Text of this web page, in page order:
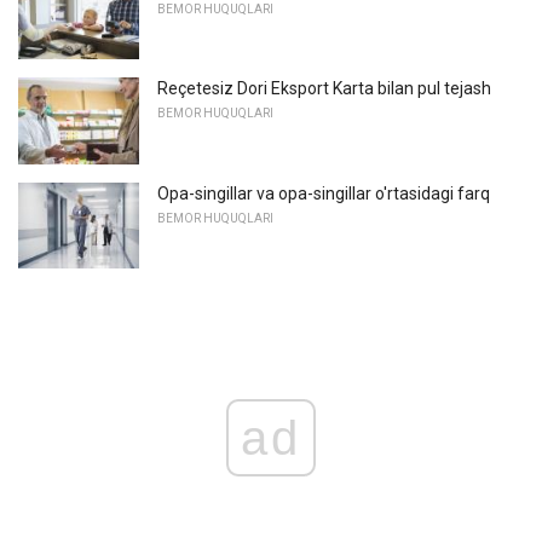
BEMOR HUQUQLARI
Reçetesiz Dori Eksport Karta bilan pul tejash
BEMOR HUQUQLARI
Opa-singillar va opa-singillar o'rtasidagi farq
BEMOR HUQUQLARI
ad